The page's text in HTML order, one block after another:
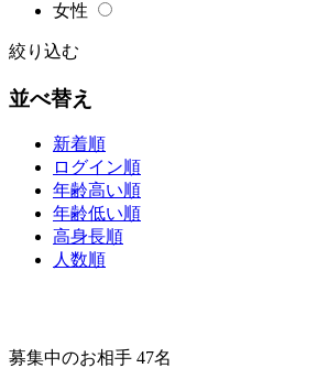
女性
絞り込む
並べ替え
新着順
ログイン順
年齢高い順
年齢低い順
高身長順
人数順
募集中のお相手 47名